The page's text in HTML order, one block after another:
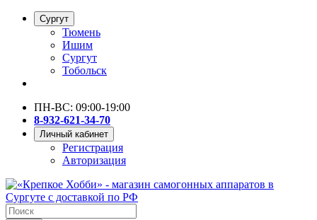
Сургут
Тюмень
Ишим
Сургут
Тобольск
ПН-ВС: 09:00-19:00
8-932-621-34-70
Личный кабинет
Регистрация
Авторизация